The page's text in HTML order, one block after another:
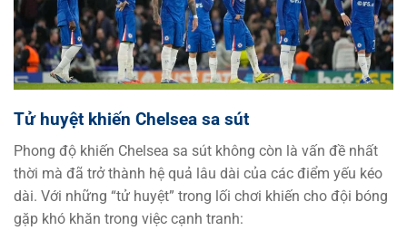
Tử huyệt khiến Chelsea sa sút
Phong độ khiến Chelsea sa sút không còn là vấn đề nhất
thời mà đã trở thành hệ quả lâu dài của các điểm yếu kéo
dài. Với những “tử huyệt” trong lối chơi khiến cho đội bóng
gặp khó khăn trong việc cạnh tranh: